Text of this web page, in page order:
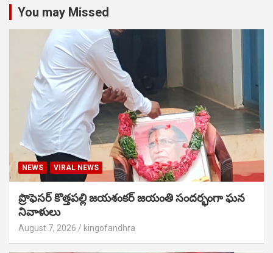
You may Missed
NEWS VIRAL NEWS
ప్రొఫెసర్ కొత్తపల్లి జయశంకర్ జయంతి సందర్భంగా ఘన
నివాళులు
August 7, 2026 kingofandhra